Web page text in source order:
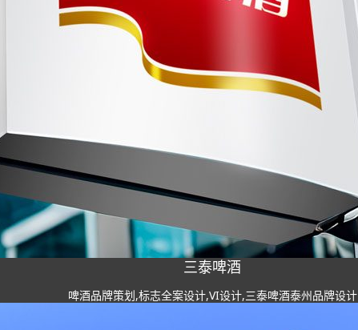
三泰啤酒
啤酒品牌策划,标志全案设计,VI设计,三泰啤酒泰州品牌设计